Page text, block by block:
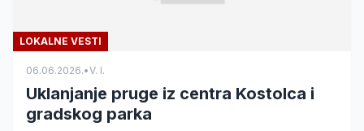
LOKALNE VESTI
06.06.2026.•V. I.
Uklanjanje pruge iz centra Kostolca i
gradskog parka